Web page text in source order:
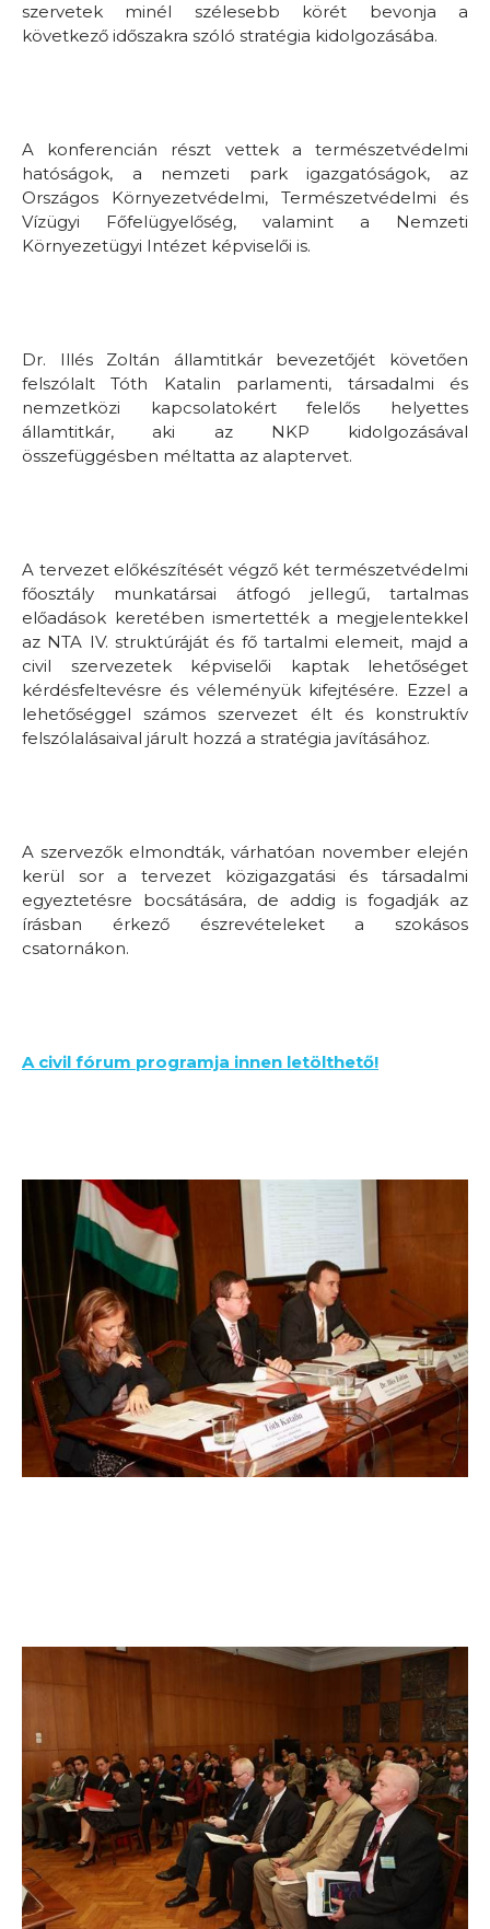
szervetek minél szélesebb körét bevonja a
következő időszakra szóló stratégia kidolgozásába.
A konferencián részt vettek a természetvédelmi
hatóságok, a nemzeti park igazgatóságok, az
Országos Környezetvédelmi, Természetvédelmi és
Vízügyi Főfelügyelőség, valamint a Nemzeti
Környezetügyi Intézet képviselői is.
Dr. Illés Zoltán államtitkár bevezetőjét követően
felszólalt Tóth Katalin parlamenti, társadalmi és
nemzetközi kapcsolatokért felelős helyettes
államtitkár, aki az NKP kidolgozásával
összefüggésben méltatta az alaptervet.
A tervezet előkészítését végző két természetvédelmi
főosztály munkatársai átfogó jellegű, tartalmas
előadások keretében ismertették a megjelentekkel
az NTA IV. struktúráját és fő tartalmi elemeit, majd a
civil szervezetek képviselői kaptak lehetőséget
kérdésfeltevésre és véleményük kifejtésére. Ezzel a
lehetőséggel számos szervezet élt és konstruktív
felszólalásaival járult hozzá a stratégia javításához.
A szervezők elmondták, várhatóan november elején
kerül sor a tervezet közigazgatási és társadalmi
egyeztetésre bocsátására, de addig is fogadják az
írásban érkező észrevételeket a szokásos
csatornákon.
A civil fórum programja innen letölthető!